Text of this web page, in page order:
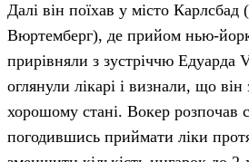
Далі він поїхав у місто Карлсбад
Вюртемберг), де прийом нью-
прирівняли з зустріччю Едуарда
оглянули лікарі і визнали, що він
хорошому стані. Вокер розпочав
погодившись приймати ліки